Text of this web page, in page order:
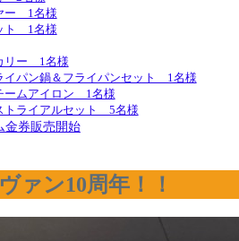
ー 1名様
ト 1名様
リー 1名様
イパン鍋＆フライパンセット 1名様
ームアイロン 1名様
トライアルセット 5名様
金券販売開始
ァン10周年！！